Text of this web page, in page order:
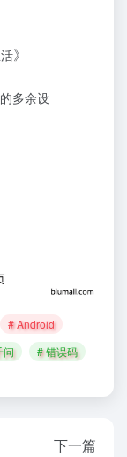
》
多余设
# Android
问 # 错误码
下一篇